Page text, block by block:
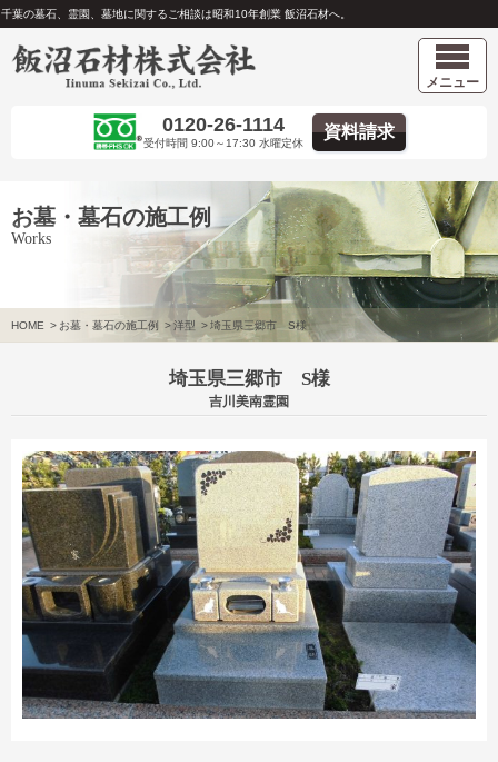
千葉の墓石、霊園、墓地に関するご相談は昭和10年創業 飯沼石材へ。
メニュー
0120-26-1114
受付時間 9:00～17:30 水曜定休
資料請求
お墓・墓石の施工例
Works
HOME > お墓・墓石の施工例 >洋型 >埼玉県三郷市 S様
埼玉県三郷市 S様
吉川美南霊園